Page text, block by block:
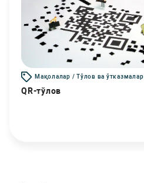
Мақолалар / Тўлов ва ўтказмалар
QR-тўлов